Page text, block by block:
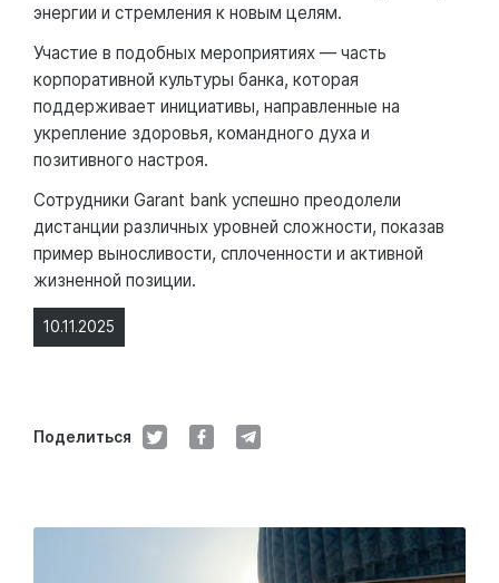
10.11.2025
Поделиться
энергии и стремления к новым целям.
Участие в подобных мероприятиях — часть
корпоративной культуры банка, которая
поддерживает инициативы, направленные на
укрепление здоровья, командного духа и
позитивного настроя.
Сотрудники Garant bank успешно преодолели
дистанции различных уровней сложности, показав
пример выносливости, сплоченности и активной
жизненной позиции.